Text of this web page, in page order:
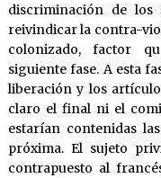
discriminación de
reivindicar la contra-
colonizado, factor
siguiente fase. A esta
liberación y los
claro el final ni el
estarían contenidas
próxima. El sujeto
contrapuesto al